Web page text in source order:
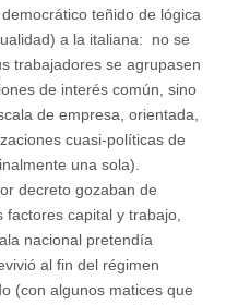
teñido de lógica
a la italiana: no se
trabajadores se agrupasen
de interés común, sino
de empresa, orientada,
cuasi-políticas de
una sola).
decreto gozaban de
capital y trabajo,
nacional pretendía
al fin del régimen
(con algunos matices que